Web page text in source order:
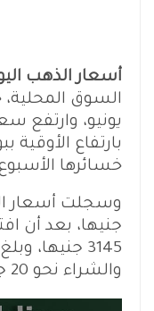
أسعار الذهب
بارتفاع الأوقية
خسائرها
جنيها، بعد أن
3145 جنيها،
والشراء نحو 20 جنيهات.